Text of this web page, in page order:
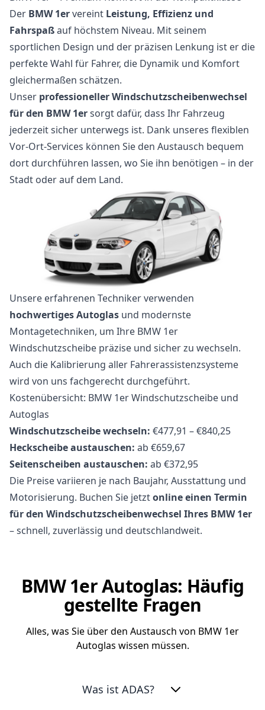
Der BMW 1ervereint Leistung, Effizienz und
Fahrspaßauf höchstem Niveau. Mit seinem
sportlichen Design und der präzisen Lenkung ist er die
perfekte Wahl für Fahrer, die Dynamik und Komfort
gleichermaßen schätzen.
Unser professioneller Windschutzscheibenwechsel
für den BMW 1ersorgt dafür, dass Ihr Fahrzeug
jederzeit sicher unterwegs ist. Dank unseres flexiblen
Vor-Ort-Services können Sie den Austausch bequem
dort durchführen lassen, wo Sie ihn benötigen – in der
Stadt oder auf dem Land.
Unsere erfahrenen Techniker verwenden
hochwertiges Autoglas und modernste
Montagetechniken, um Ihre BMW 1er
Windschutzscheibe präzise und sicher zu wechseln.
Auch die Kalibrierung aller Fahrerassistenzsysteme
wird von uns fachgerecht durchgeführt.
Kostenübersicht: BMW 1er Windschutzscheibe und
Autoglas
Windschutzscheibe wechseln: €477,91 – €840,25
Heckscheibe austauschen: ab €659,67
Seitenscheiben austauschen: ab €372,95
Die Preise variieren je nach Baujahr, Ausstattung und
Motorisierung. Buchen Sie jetztonline einen Termin
für den Windschutzscheibenwechsel Ihres BMW 1er
– schnell, zuverlässig und deutschlandweit.
BMW 1er Autoglas: Häufig
gestellte Fragen
Alles, was Sie über den Austausch von BMW 1er
Autoglas wissen müssen.
Was ist ADAS?